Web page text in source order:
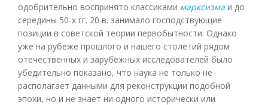
одобрительно воспринято классиками марксизма и до
середины 50-х гг. 20 в. занимало господствующие
позиции в советской теории первобытности. Однако
уже на рубеже прошлого и нашего столетий рядом
отечественных и зарубежных исследователей было
убедительно показано, что наука не только не
располагает данными для реконструкции подобной
эпохи, но и не знает ни одного исторически или